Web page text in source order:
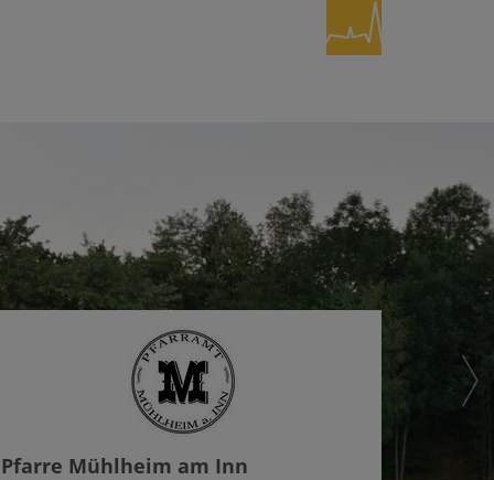
Pfarre Mühlheim am Inn